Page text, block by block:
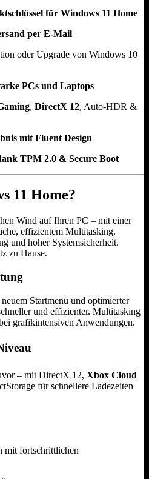
für Windows 11 Home
per E-Mail
oder Upgrade von Windows 10
PCs und Laptops
, DirectX 12, Auto-HDR &
mit Fluent Design
TPM 2.0 & Secure Boot
11 Home?
Wind auf Ihren PC – mit einer
effizientem Multitasking,
und hoher Systemsicherheit.
zu Hause.
neuem Startmenü und optimierter
und effizienter. Multitasking
grafikintensiven Anwendungen.
– mit DirectX 12, Xbox Cloud
für schnellere Ladezeiten
mit fortschrittlichen